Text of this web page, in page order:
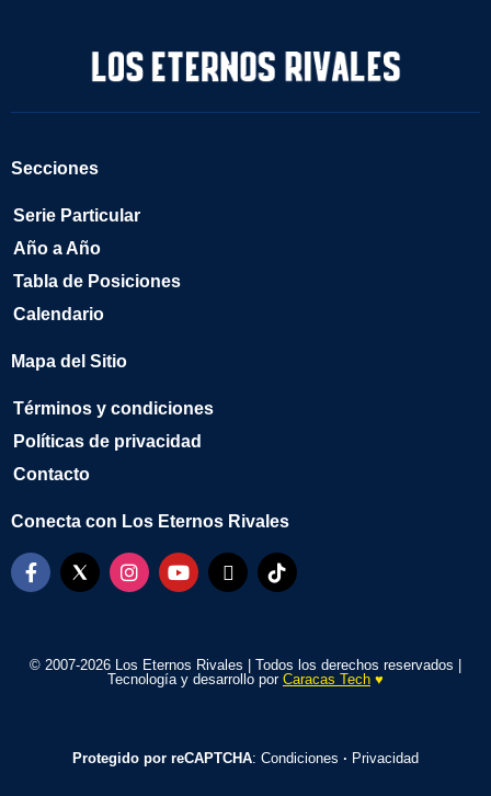
Secciones
Serie Particular
Año a Año
Tabla de Posiciones
Calendario
Mapa del Sitio
Términos y condiciones
Políticas de privacidad
Contacto
Conecta con Los Eternos Rivales
© 2007-2026 Los Eternos Rivales | Todos los derechos reservados |
Tecnología y desarrollo por Caracas Tech ♥️
Protegido por reCAPTCHA: Condiciones · Privacidad